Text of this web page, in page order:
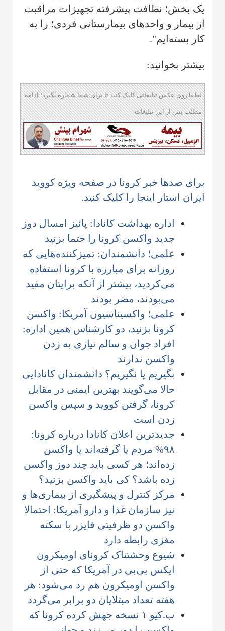
یک بخش؛ نظافت پیشرفته تجهیزات مراقبت
از بیمار و واحدهای بیمارستانی فردی؛ را به
کار بسته‌ایم".
بیشتر بخوانید:
لطفا روی عکس تبلیغاتی کلیک کنید تا برای شما شماره بگیرد؛ ادامه
مطلب پس از این تبلیغات
برای صدها خبر کرونا در صفحه ویژه کووید
ایران استار اینجا را کلیک کنید.
اداره بهداشت کانادا: پائیز امسال دوز
جدید واکسن کرونا را حتما بزنید
علمی؛ دانشمندان: تمیزکننده‌هایی که
روزانه برای مبارزه با کرونا استفاده
می‌کردید، بیشتر از آنکه برایتان مفید
می‌بودند، مضر بودند
علمی؛ واکسیناسیون آمریکا: واکسن
کرونا بزنید، دو کارشناس همین اداره:
افراد جوان و سالم نیازی به زدن
واکسن ندارند
بگیریم یا نگیریم؟ دانشمندان کانادایی
حالا می‌گویند بهترین ایمنی در مقابل
کرونا، گرفتن کووید و سپس واکسن
زدن است
جدیدترین اعلان کانادا درباره کرونا:
۹۸% مردم یا گرفته‌اند یا واکسن
زده‌اند؛ هر کسی باید چند دوز واکسن
زده باشد؟ کی باید واکسن بزنید؟
مرکز کنترل و پیشگیری از بیماری‌ها و
نیز سازمان غذا و دارو آمریکا: احتمالا
واکسن دو ظرفیتی فایزر با سکته
مغزی رابطه دارد
شیوع وحشتناک کرونای اومیکرون
ایکس بی‌بی در آمریکا که حتی از
واکسن اومیکرون هم رد می‌شود: هر
هفته تعداد مبتلایان دو برابر می‌گردد
ب.کیو ۱ نسخه جهش کرده کرونا که